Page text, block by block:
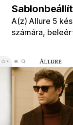
A(z) Allure 5
számára,